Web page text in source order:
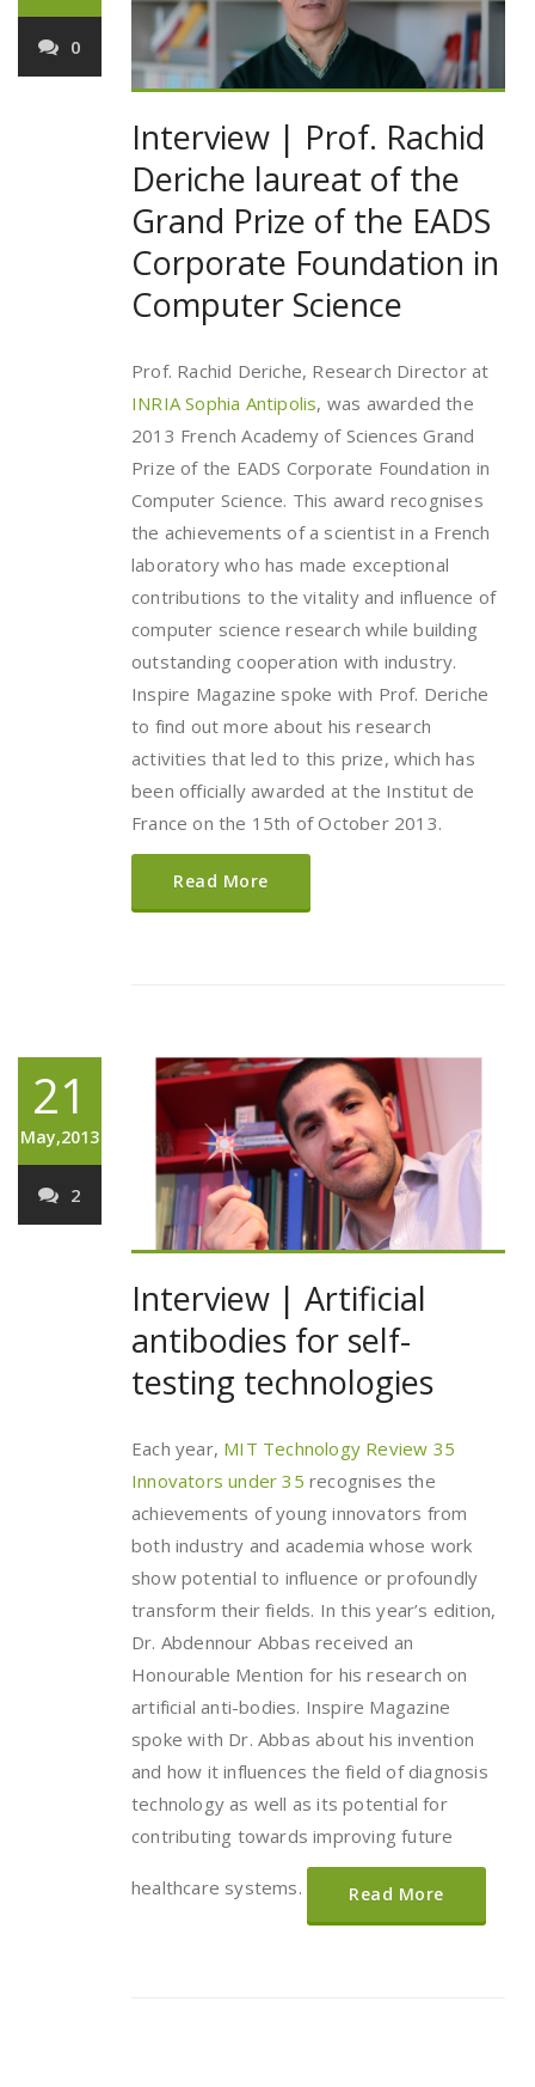
0
Interview | Prof. Rachid
Deriche laureat of the
Grand Prize of the EADS
Corporate Foundation in
Computer Science
Prof. Rachid Deriche, Research Director at
INRIA Sophia Antipolis, was awarded the
2013 French Academy of Sciences Grand
Prize of the EADS Corporate Foundation in
Computer Science. This award recognises
the achievements of a scientist in a French
laboratory who has made exceptional
contributions to the vitality and influence of
computer science research while building
outstanding cooperation with industry.
Inspire Magazine spoke with Prof. Deriche
to find out more about his research
activities that led to this prize, which has
been officially awarded at the Institut de
France on the 15th of October 2013.
Read More
21
May,2013
2
Interview | Artificial
antibodies for self-
testing technologies
Each year, MIT Technology Review 35
Innovators under 35 recognises the
achievements of young innovators from
both industry and academia whose work
show potential to influence or profoundly
transform their fields. In this year’s edition,
Dr. Abdennour Abbas received an
Honourable Mention for his research on
artificial anti-bodies. Inspire Magazine
spoke with Dr. Abbas about his invention
and how it influences the field of diagnosis
technology as well as its potential for
contributing towards improving future
healthcare systems. Read More